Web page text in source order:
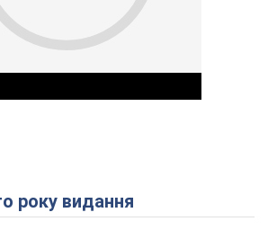
Play Video
року видання